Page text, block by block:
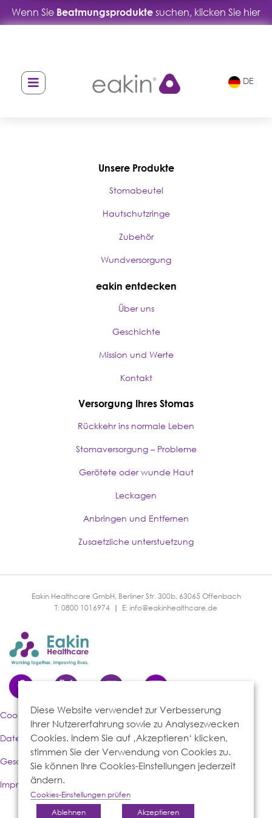
Wenn Sie Beatmungsprodukte suchen, klicken Sie hier
DE
Unsere Produkte
Stomabeutel
Hautschutzringe
Zubehör
Wundversorgung
eakin entdecken
Über uns
Geschichte
Mission und Werte
Kontakt
Versorgung Ihres Stomas
Rückkehr ins normale Leben
Stomaversorgung – Probleme
Gerötete oder wunde Haut
Leckagen
Anbringen und Entfernen
Zusaetzliche unterstuetzung
Eakin Healthcare GmbH, Berliner Str. 300b, 63065 Offenbach
T: 0800 1016974 | E: info@eakinhealthcare.de
Cookies-Richtlinie
Datenschutzerklärung
Geschäftsbedingungen
Impressum
Diese Website verwendet zur Verbesserung
Ihrer Nutzererfahrung sowie zu Analysezwecken
Cookies. Indem Sie auf ‚Akzeptieren‘ klicken,
stimmen Sie der Verwendung von Cookies zu.
Sie können Ihre Cookies-Einstellungen jederzeit
ändern.
Cookies-Einstellungen prüfen
Ablehnen
Akzeptieren